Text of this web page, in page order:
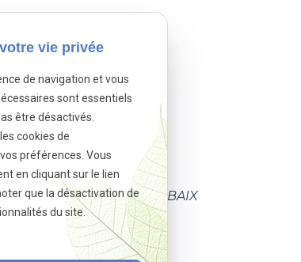
Jean Lebas - 59100 ROUBAIX
78
vie privée
de navigation et vous
sont essentiels
être désactivés.
cookies de
préférences. Vous
en cliquant sur le lien
que la désactivation de
du site.